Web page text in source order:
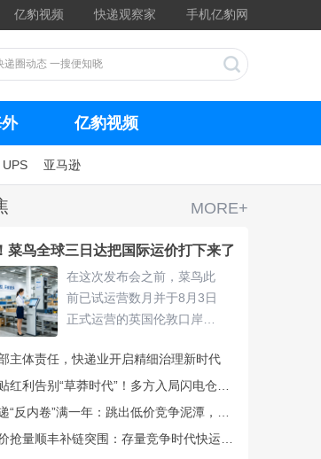
亿豹视频 快递观察家 手机亿豹网
亿豹视频
UPS 亚马逊
MORE+
菜鸟全球三日达把国际运价打下来了
在这次发布会之前，菜鸟此
前已试运营数月并于8月3日
正式运营的英国伦敦口岸
清关、查验、末端派送收拢
进同一套体系，包裹落地后
最快24小时完成末端派送。
主体责任，快递业开启精细治理新时代